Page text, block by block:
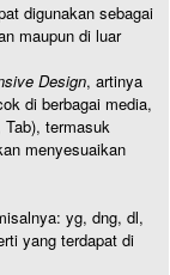
digunakan sebagai
maupun di luar
Design, artinya
di berbagai media,
termasuk
menyesuaikan
yg, dng, dl,
yang terdapat di